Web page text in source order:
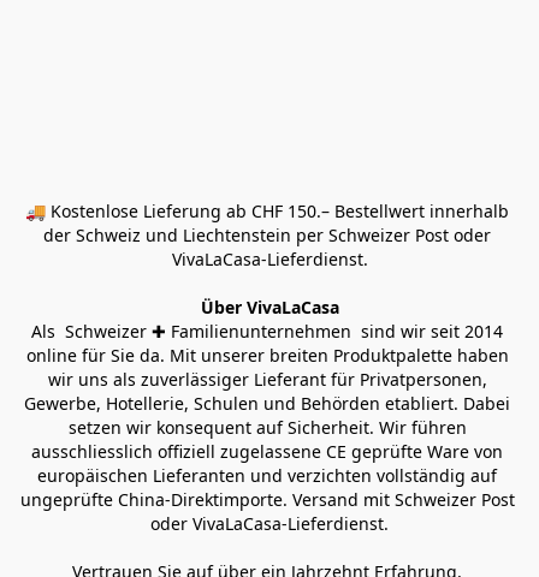
🚚 Kostenlose Lieferung ab CHF 150.– Bestellwert innerhalb
der Schweiz und Liechtenstein per Schweizer Post oder
VivaLaCasa-Lieferdienst.
Über VivaLaCasa
Als  Schweizer ✚ Familienunternehmen  sind wir seit 2014
online für Sie da. Mit unserer breiten Produktpalette haben
wir uns als zuverlässiger Lieferant für Privatpersonen,
Gewerbe, Hotellerie, Schulen und Behörden etabliert. Dabei
setzen wir konsequent auf Sicherheit. Wir führen
ausschliesslich offiziell zugelassene CE geprüfte Ware von
europäischen Lieferanten und verzichten vollständig auf
ungeprüfte China-Direktimporte. Versand mit Schweizer Post
oder VivaLaCasa-Lieferdienst.
Vertrauen Sie auf über ein Jahrzehnt Erfahrung,